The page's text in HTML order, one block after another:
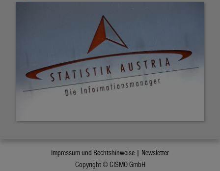
Impressum und Rechtshinweise | Newsletter
Copyright © CISMO GmbH